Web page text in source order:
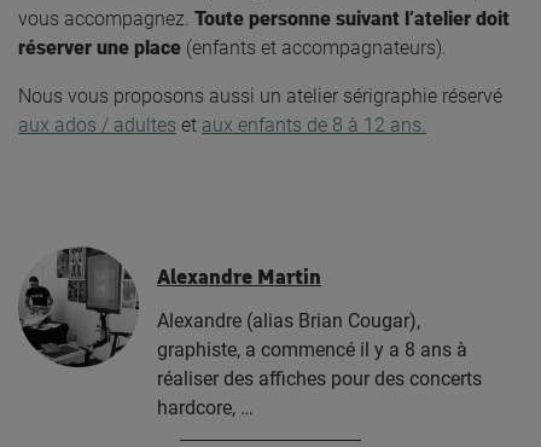
vous accompagnez. Toute personne suivant l’atelier doit
réserver une place (enfants et accompagnateurs).
Nous vous proposons aussi un atelier sérigraphie réservé
aux ados / adultes et aux enfants de 8 à 12 ans.
Alexandre Martin
Alexandre (alias Brian Cougar),
graphiste, a commencé il y a 8 ans à
réaliser des affiches pour des concerts
hardcore, …